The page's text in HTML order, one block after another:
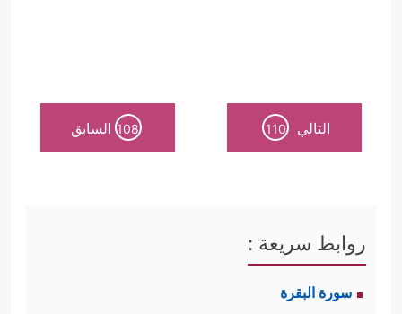
التالي 110
108 السابق
روابط سريعة :
سورة البقرة